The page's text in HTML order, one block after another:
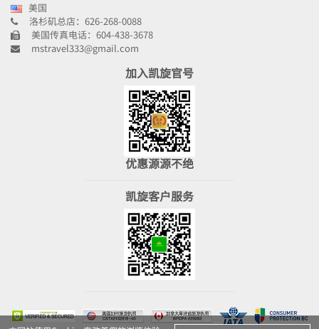
美国
洛杉矶总店：626-268-0088
美国传真电话：604-438-3678
mstravel333@gmail.com
加入凯旋官号
优惠源源不绝
凯旋客户服务